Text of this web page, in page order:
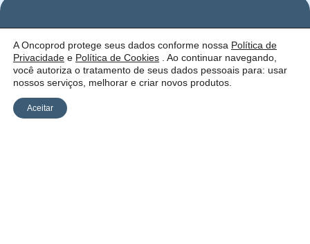
Uma empresa:
Quem
somos
Como
atuamos
ofercemos
Serviços
Catálogo
Siga
nas
Redes
A Oncoprod protege seus dados conforme nossa Política de
Privacidade e Política de Cookies . Ao continuar navegando,
você autoriza o tratamento de seus dados pessoais para: usar
nossos serviços, melhorar e criar novos produtos.
Aceitar